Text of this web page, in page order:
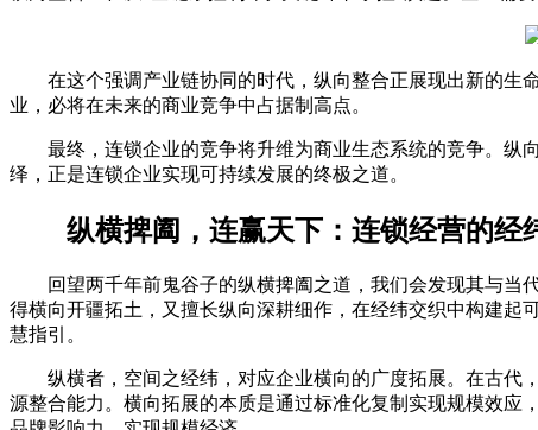
在这个强调产业链协同的时代，纵向整合正展现出新的生命
业，必将在未来的商业竞争中占据制高点。
最终，连锁企业的竞争将升维为商业生态系统的竞争。纵向
绎，正是连锁企业实现可持续发展的终极之道。
纵横捭阖，连赢天下：连锁经营的经
回望两千年前鬼谷子的纵横捭阖之道，我们会发现其与当
得横向开疆拓土，又擅长纵向深耕细作，在经纬交织中构建起
慧指引。
纵横者，空间之经纬，对应企业横向的广度拓展。在古代，
源整合能力。横向拓展的本质是通过标准化复制实现规模效应